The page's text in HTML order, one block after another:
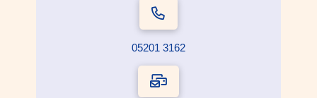
05201 3162